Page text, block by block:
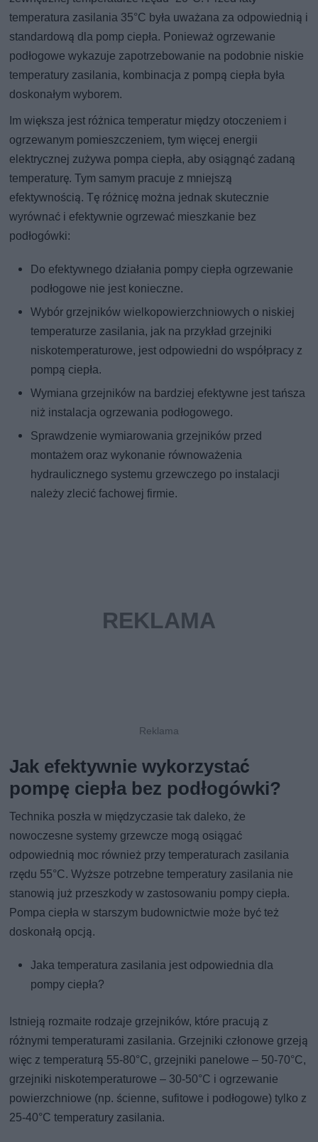
temperatura zasilania 35°C była uważana za odpowiednią i
standardową dla pomp ciepła. Ponieważ ogrzewanie
podłogowe wykazuje zapotrzebowanie na podobnie niskie
temperatury zasilania, kombinacja z pompą ciepła była
doskonałym wyborem.
Im większa jest różnica temperatur między otoczeniem i
ogrzewanym pomieszczeniem, tym więcej energii
elektrycznej zużywa pompa ciepła, aby osiągnąć zadaną
temperaturę. Tym samym pracuje z mniejszą
efektywnością. Tę różnicę można jednak skutecznie
wyrównać i efektywnie ogrzewać mieszkanie bez
podłogówki:
Do efektywnego działania pompy ciepła ogrzewanie
podłogowe nie jest konieczne.
Wybór grzejników wielkopowierzchniowych o niskiej
temperaturze zasilania, jak na przykład grzejniki
niskotemperaturowe, jest odpowiedni do współpracy z
pompą ciepła.
Wymiana grzejników na bardziej efektywne jest tańsza
niż instalacja ogrzewania podłogowego.
Sprawdzenie wymiarowania grzejników przed
montażem oraz wykonanie równoważenia
hydraulicznego systemu grzewczego po instalacji
należy zlecić fachowej firmie.
Jak efektywnie wykorzystać
pompę ciepła bez podłogówki?
Technika poszła w międzyczasie tak daleko, że
nowoczesne systemy grzewcze mogą osiągać
odpowiednią moc również przy temperaturach zasilania
rzędu 55°C. Wyższe potrzebne temperatury zasilania nie
stanowią już przeszkody w zastosowaniu pompy ciepła.
Pompa ciepła w starszym budownictwie może być też
doskonałą opcją.
Jaka temperatura zasilania jest odpowiednia dla
pompy ciepła?
Istnieją rozmaite rodzaje grzejników, które pracują z
różnymi temperaturami zasilania. Grzejniki członowe grzeją
więc z temperaturą 55-80°C, grzejniki panelowe – 50-70°C,
grzejniki niskotemperaturowe – 30-50°C i ogrzewanie
powierzchniowe (np. ścienne, sufitowe i podłogowe) tylko z
25-40°C temperatury zasilania.